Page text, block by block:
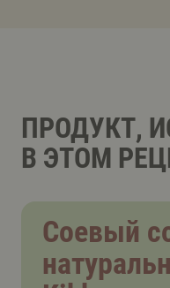
ПРОДУКТ,
В ЭТОМ
Соевый